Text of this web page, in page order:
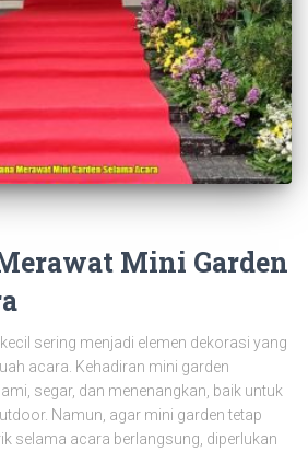
Mini Garden
sering menjadi elemen dekorasi yang
acara. Kehadiran mini garden
segar, dan menenangkan, baik untuk
Namun, agar mini garden tetap
selama acara berlangsung, diperlukan